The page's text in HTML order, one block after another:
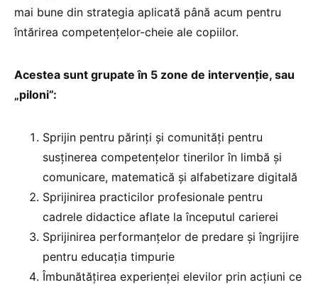
mai bune din strategia aplicată până acum pentru
întărirea competențelor-cheie ale copiilor.
Acestea sunt grupate în 5 zone de intervenție, sau
„piloni”:
Sprijin pentru părinți și comunități pentru
susținerea competențelor tinerilor în limbă și
comunicare, matematică și alfabetizare digitală
Sprijinirea practicilor profesionale pentru
cadrele didactice aflate la începutul carierei
Sprijinirea performanțelor de predare și îngrijire
pentru educația timpurie
Îmbunătățirea experienței elevilor prin acțiuni ce